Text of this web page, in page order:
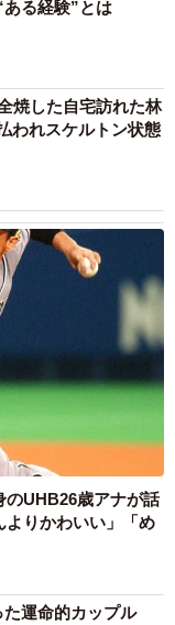
る経験”とは
焼した自宅訪れた林
われスケルトン状態
のUHB26歳アナが話
りかわいい」「め
た運命的カップル